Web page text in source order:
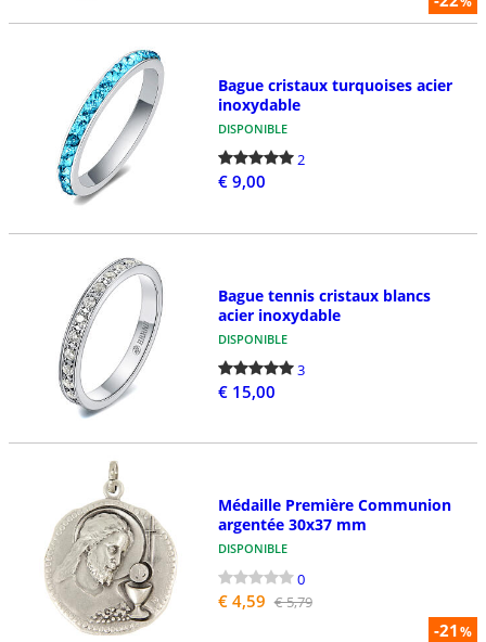
Bague cristaux turquoises acier
inoxydable
DISPONIBLE
2
€ 9,00
Bague tennis cristaux blancs
acier inoxydable
DISPONIBLE
3
€ 15,00
-21%
Médaille Première Communion
argentée 30x37 mm
DISPONIBLE
0
€ 4,59 € 5,79